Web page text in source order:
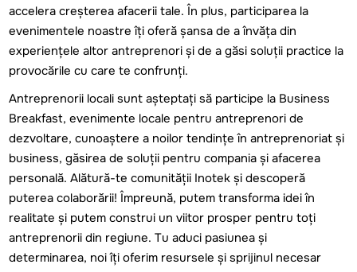
accelera creșterea afacerii tale. În plus, participarea la
evenimentele noastre îți oferă șansa de a învăța din
experiențele altor antreprenori și de a găsi soluții practice la
provocările cu care te confrunți.
Antreprenorii locali sunt așteptați să participe la Business
Breakfast, evenimente locale pentru antreprenori de
dezvoltare, cunoaștere a noilor tendințe în antreprenoriat și
business, găsirea de soluții pentru compania și afacerea
personală. Alătură-te comunității Inotek și descoperă
puterea colaborării! Împreună, putem transforma idei în
realitate și putem construi un viitor prosper pentru toți
antreprenorii din regiune. Tu aduci pasiunea și
determinarea, noi îți oferim resursele și sprijinul necesar